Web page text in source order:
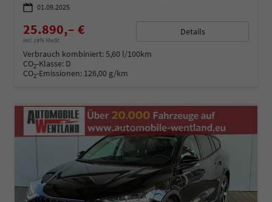
01.09.2025
25.890,– €
incl. 19% MwSt.
Details
Verbrauch kombiniert:5,60 l/100km
CO2-Klasse: D
CO2-Emissionen: 126,00 g/km